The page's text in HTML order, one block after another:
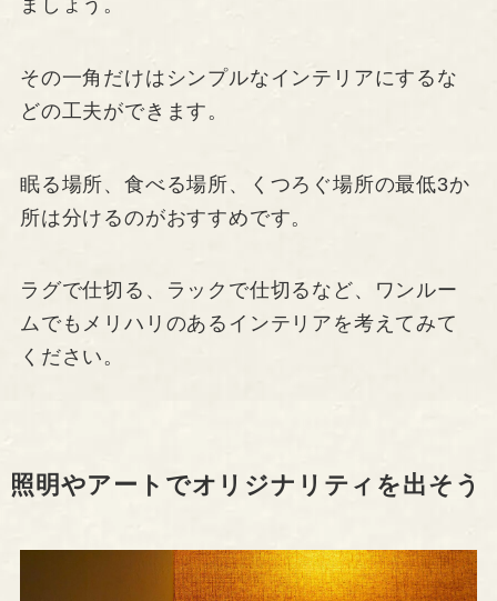
その一角だけはシンプルなインテリアにするな
どの工夫ができます。
眠る場所、食べる場所、くつろぐ場所の最低3か
所は分けるのがおすすめです。
ラグで仕切る、ラックで仕切るなど、ワンルー
ムでもメリハリのあるインテリアを考えてみて
ください。
照明やアートでオリジナリティを出そう